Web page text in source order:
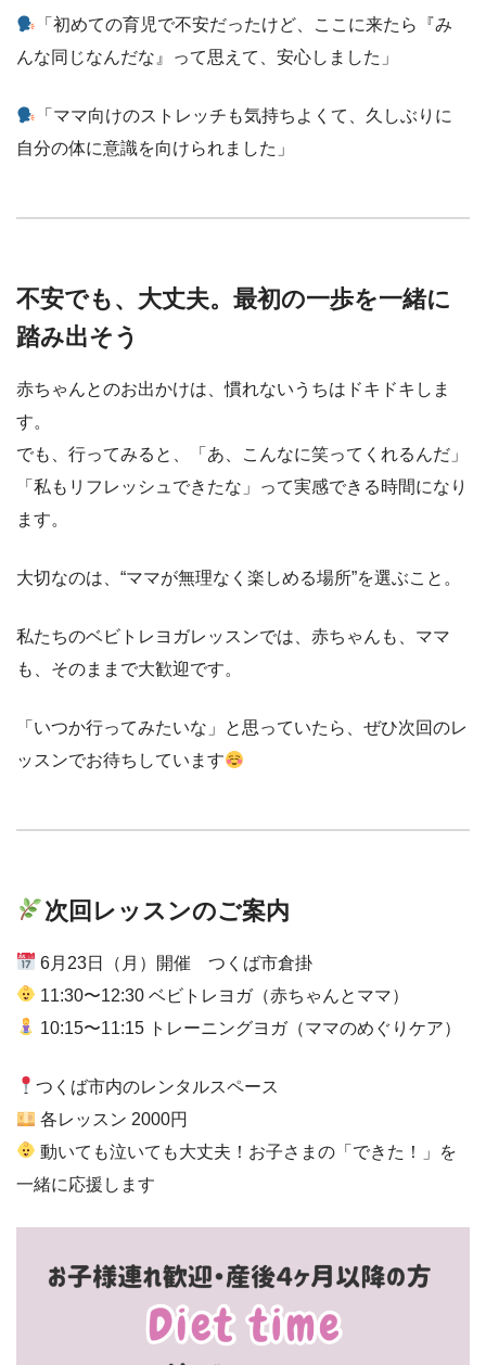
「初めての育児で不安だったけど、ここに来たら『み
んな同じなんだな』って思えて、安心しました」
「ママ向けのストレッチも気持ちよくて、久しぶりに
自分の体に意識を向けられました」
不安でも、大丈夫。最初の一歩を一緒に
踏み出そう
赤ちゃんとのお出かけは、慣れないうちはドキドキしま
す。
でも、行ってみると、「あ、こんなに笑ってくれるんだ」
「私もリフレッシュできたな」って実感できる時間になり
ます。
大切なのは、“ママが無理なく楽しめる場所”を選ぶこと。
私たちのベビトレヨガレッスンでは、赤ちゃんも、ママ
も、そのままで大歓迎です。
「いつか行ってみたいな」と思っていたら、ぜひ次回のレ
ッスンでお待ちしています
次回レッスンのご案内
6月23日（月）開催 つくば市倉掛
11:30〜12:30 ベビトレヨガ（赤ちゃんとママ）
10:15〜11:15 トレーニングヨガ（ママのめぐりケア）
つくば市内のレンタルスペース
各レッスン 2000円
動いても泣いても大丈夫！お子さまの「できた！」を
一緒に応援します